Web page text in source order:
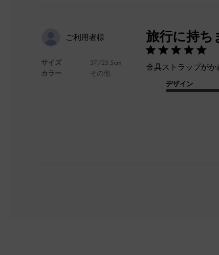
ご利用者様
サイズ
カラー
37/23.5cm
その他
旅行に持ち
金具ストラップがか
デザイン